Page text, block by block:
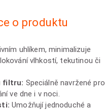
o produktu
uhlíkem, minimalizuje
vlhkostí, tekutinou či
filtru: Speciálně navržené pro
ve dne i v noci.
Umožňují jednoduché a